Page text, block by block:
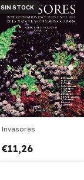
SIN STOCK
Invasores
€11,26